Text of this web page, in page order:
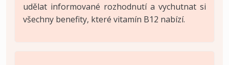
udělat informované rozhodnutí a vychutnat si
všechny benefity, které vitamín B12 nabízí.